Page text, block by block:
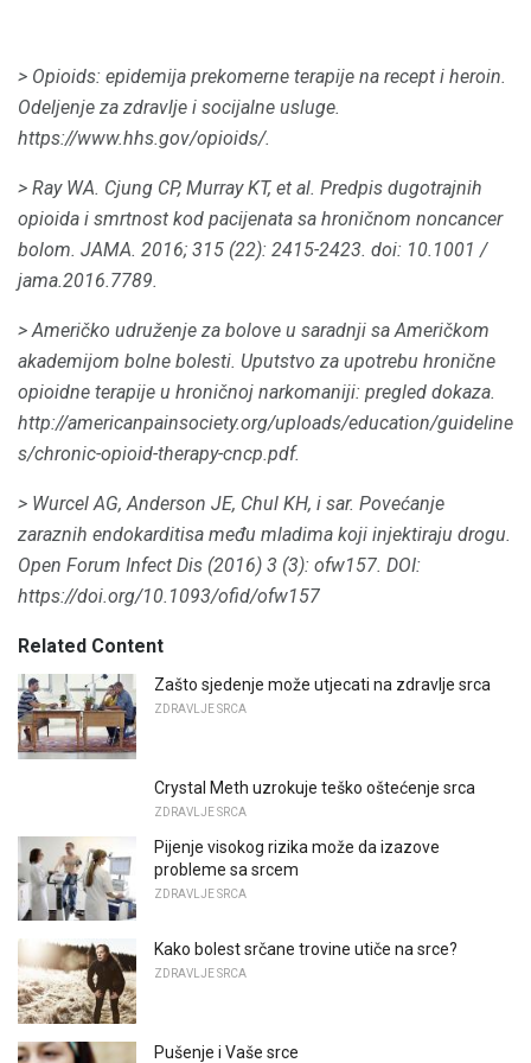
> Opioids: epidemija prekomerne terapije na recept i heroin.
Odeljenje za zdravlje i socijalne usluge.
https://www.hhs.gov/opioids/.
> Ray WA. Cjung CP, Murray KT, et al. Predpis dugotrajnih
opioida i smrtnost kod pacijenata sa hroničnom noncancer
bolom. JAMA. 2016; 315 (22): 2415-2423. doi: 10.1001 /
jama.2016.7789.
> Američko udruženje za bolove u saradnji sa Američkom
akademijom bolne bolesti. Uputstvo za upotrebu hronične
opioidne terapije u hroničnoj narkomaniji: pregled dokaza.
http://americanpainsociety.org/uploads/education/guideline
s/chronic-opioid-therapy-cncp.pdf.
> Wurcel AG, Anderson JE, Chul KH, i sar. Povećanje
zaraznih endokarditisa među mladima koji injektiraju drogu.
Open Forum Infect Dis (2016) 3 (3): ofw157. DOI:
https://doi.org/10.1093/ofid/ofw157
Related Content
Zašto sjedenje može utjecati na zdravlje srca
ZDRAVLJE SRCA
Crystal Meth uzrokuje teško oštećenje srca
ZDRAVLJE SRCA
Pijenje visokog rizika može da izazove
probleme sa srcem
ZDRAVLJE SRCA
Kako bolest srčane trovine utiče na srce?
ZDRAVLJE SRCA
Pušenje i Vaše srce